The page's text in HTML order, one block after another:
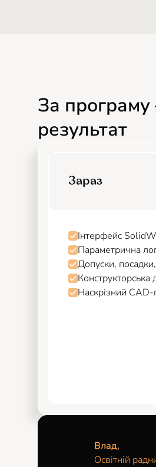
За
результат
Зараз
Інтерфейс
Параметрична
Допуски,
Наскрізний CAD-
Влад,
Освітній